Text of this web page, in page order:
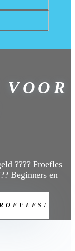
???? Proefles
Beginners en